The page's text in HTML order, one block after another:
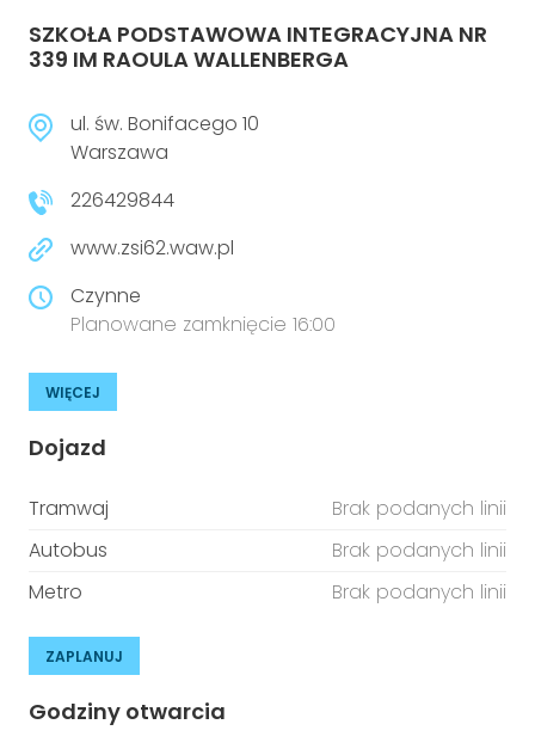
SZKOŁA PODSTAWOWA INTEGRACYJNA NR
339 IM RAOULA WALLENBERGA
ul. św. Bonifacego 10
Warszawa
226429844
www.zsi62.waw.pl
Czynne
Planowane zamknięcie 16:00
WIĘCEJ
Dojazd
Tramwaj
Brak podanych linii
Autobus
Brak podanych linii
Metro
Brak podanych linii
ZAPLANUJ
Godziny otwarcia